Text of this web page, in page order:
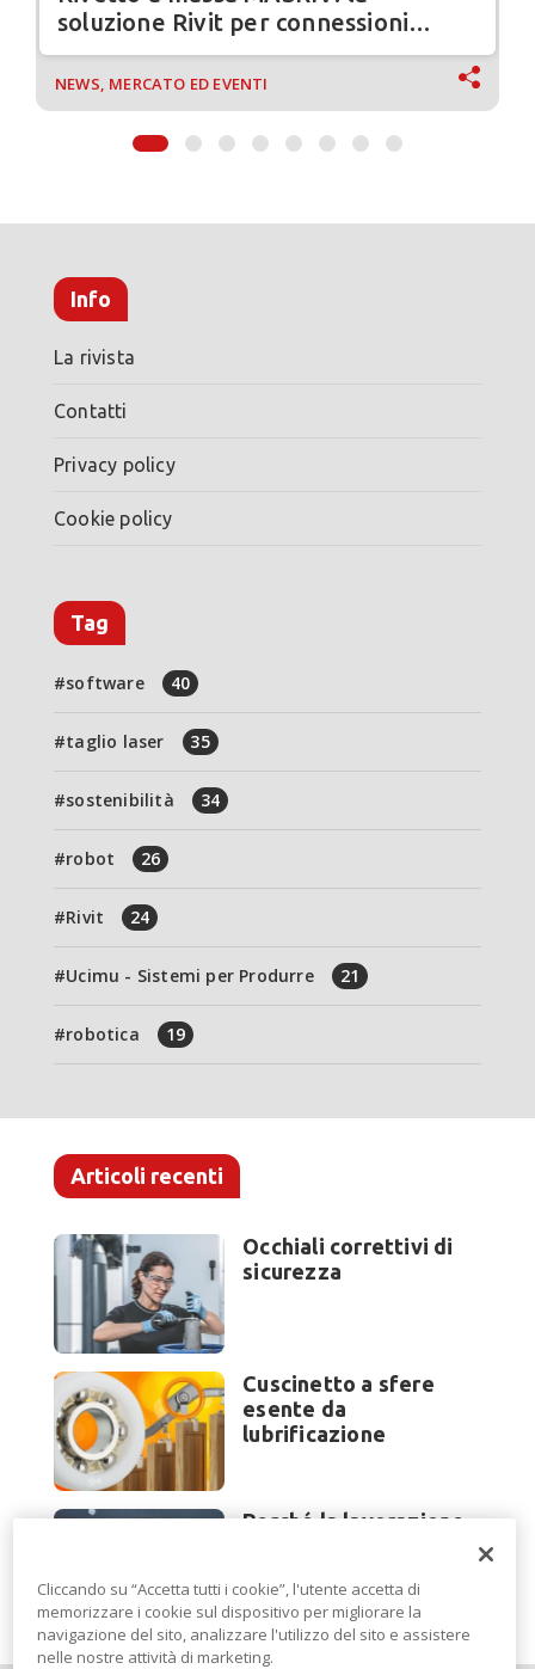
soluzione Rivit per connessioni
elettriche sicure
NEWS, MERCATO ED EVENTI
Info
La rivista
Contatti
Privacy policy
Cookie policy
Tag
software 40
taglio laser 35
sostenibilità 34
robot 26
Rivit 24
Ucimu - Sistemi per Produrre 21
robotica 19
Articoli recenti
Occhiali correttivi di
sicurezza
Cuscinetto a sfere
esente da
lubrificazione
Perché la lavorazione
EuroBLECH 2026?
Cliccando su “Accetta tutti i cookie”, l'utente accetta di
memorizzare i cookie sul dispositivo per migliorare la
navigazione del sito, analizzare l'utilizzo del sito e assistere
nelle nostre attività di marketing.